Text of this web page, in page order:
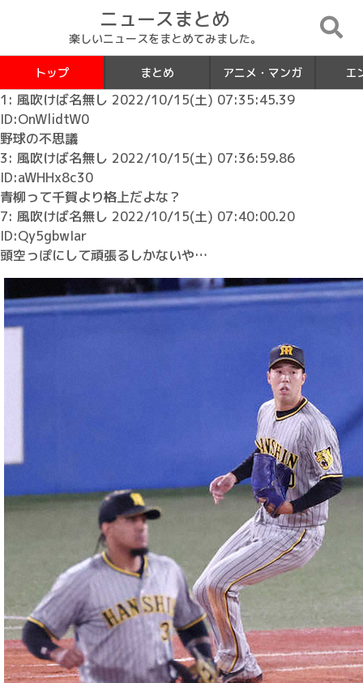
ニュースまとめ
楽しいニュースをまとめてみました。
トップ まとめ アニメ・マンガ エ
1: 風吹けば名無し 2022/10/15(土) 07:35:45.39
ID:OnWlidtW0
野球の不思議
3: 風吹けば名無し 2022/10/15(土) 07:36:59.86
ID:aWHHx8c30
青柳って千賀より格上だよな？
7: 風吹けば名無し 2022/10/15(土) 07:40:00.20
ID:Qy5gbwIar
頭空っぽにして頑張るしかないや…